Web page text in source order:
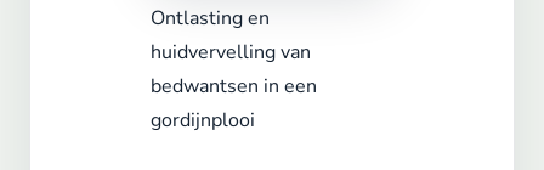
Ontlasting en
huidvervelling van
bedwantsen in een
gordijnplooi